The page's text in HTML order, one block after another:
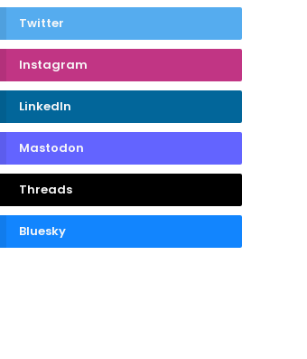
Twitter
Instagram
LinkedIn
Mastodon
Threads
Bluesky